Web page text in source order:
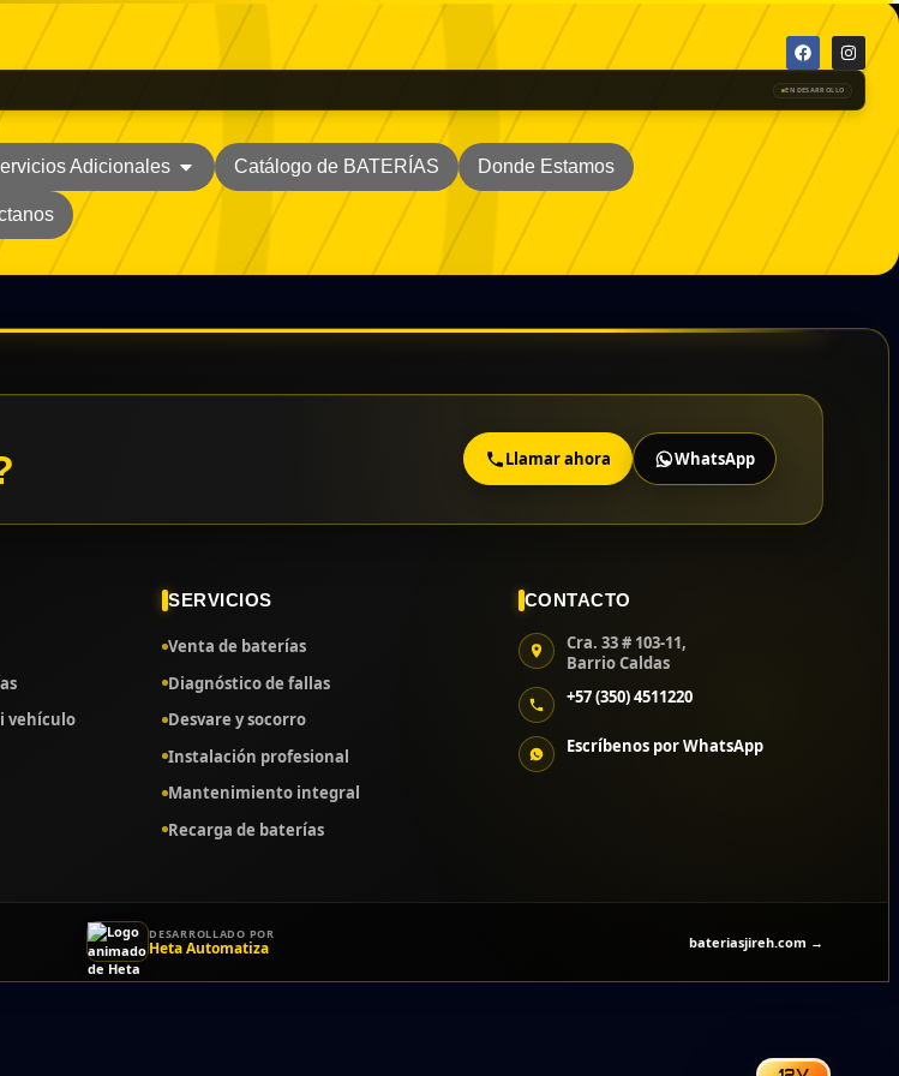
EN DESARROLLO
Adicionales Catálogo de BATERÍAS Donde Estamos
Llamar ahora WhatsApp
vehículo
SERVICIOS
Venta de baterías
Diagnóstico de fallas
Desvare y socorro
Instalación profesional
Mantenimiento integral
Recarga de baterías
CONTACTO
Cra. 33 # 103-11,
Barrio Caldas
+57 (350) 4511220
Escríbenos por WhatsApp
DESARROLLADO POR
Heta Automatiza bateriasjireh.com →